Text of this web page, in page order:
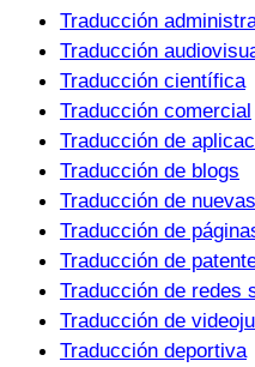
Traducción
Traducción
Traducción científica
Traducción comercial
Traducción de
Traducción de blogs
Traducción de
Traducción de
Traducción de
Traducción de redes
Traducción de
Traducción deportiva